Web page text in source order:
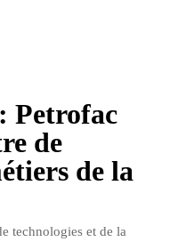
Petrofac
de
de la
technologies et de la